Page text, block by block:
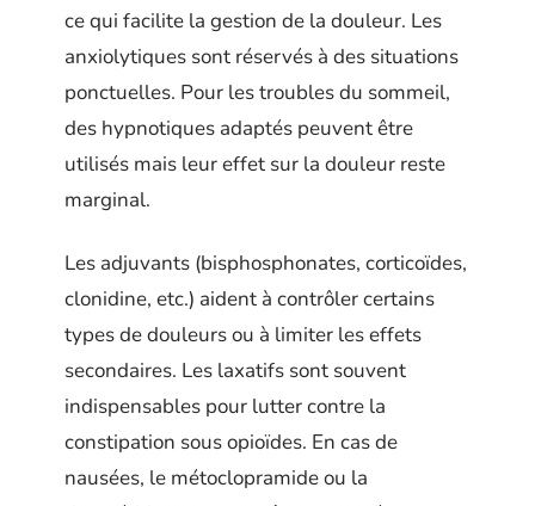
ce qui facilite la gestion de la douleur. Les
anxiolytiques sont réservés à des situations
ponctuelles. Pour les troubles du sommeil,
des hypnotiques adaptés peuvent être
utilisés mais leur effet sur la douleur reste
marginal.
Les adjuvants (bisphosphonates, corticoïdes,
clonidine, etc.) aident à contrôler certains
types de douleurs ou à limiter les effets
secondaires. Les laxatifs sont souvent
indispensables pour lutter contre la
constipation sous opioïdes. En cas de
nausées, le métoclopramide ou la